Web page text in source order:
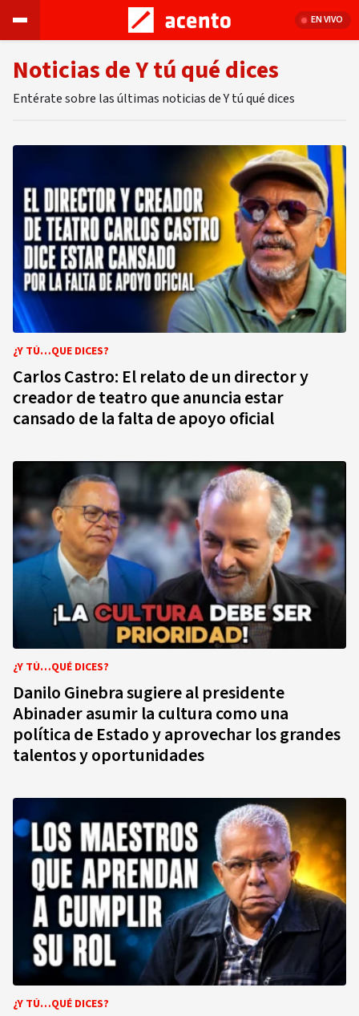
EN VIVO
Noticias de Y tú qué dices
Entérate sobre las últimas noticias de Y tú qué dices
¿Y TÚ…QUE DICES?
Carlos Castro: El relato de un director y
creador de teatro que anuncia estar
cansado de la falta de apoyo oficial
¿Y TÚ…QUÉ DICES?
Danilo Ginebra sugiere al presidente
Abinader asumir la cultura como una
política de Estado y aprovechar los grandes
talentos y oportunidades
¿Y TÚ…QUÉ DICES?